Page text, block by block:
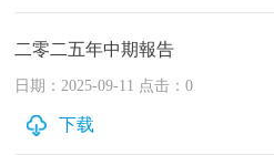
二零二五年中期報告
日期：2025-09-11 点击：0
下载